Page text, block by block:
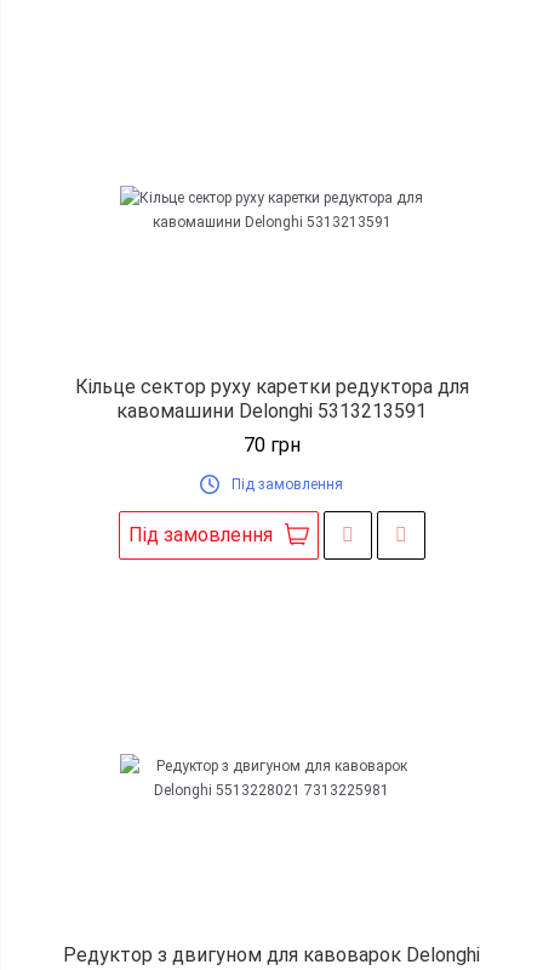
Кільце сектор руху каретки редуктора для
кавомашини Delonghi 5313213591
70грн
Під замовлення
Під замовлення
Редуктор з двигуном для кавоварок Delonghi